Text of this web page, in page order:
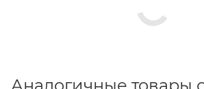
Аналогичные товары